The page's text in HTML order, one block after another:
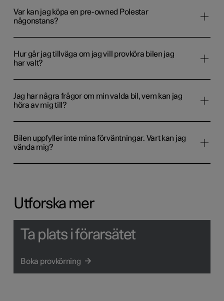
Var kan jag köpa en pre-owned Polestar
någonstans?
Hur går jag tillväga om jag vill provköra bilen jag
har valt?
Jag har några frågor om min valda bil, vem kan jag
höra av mig till?
Bilen uppfyller inte mina förväntningar. Vart kan jag
vända mig?
Utforska mer
Ta plats i förarsätet
Boka provkörning